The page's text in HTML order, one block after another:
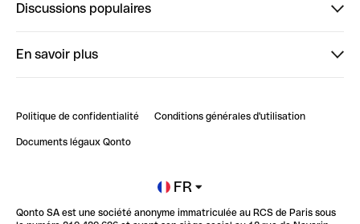
ClubQonto
Discussions populaires
Impact de l'IA sur les carrières/productivité
En savoir plus
Blog
Newsroom
Glossaire finance
Politique de confidentialité Conditions générales d'utilisation
Documents légaux Qonto
FR
Qonto SA est une société anonyme immatriculée au RCS de Paris sous